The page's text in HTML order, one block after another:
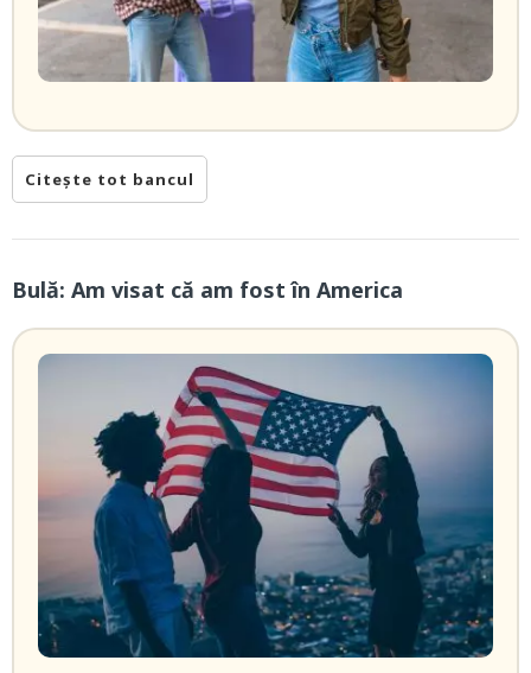
Citește tot bancul
Bulă: Am visat că am fost în America